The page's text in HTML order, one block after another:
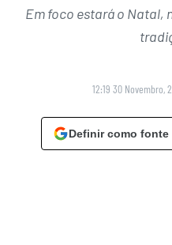
Em foco estará o Natal,
12:19 30 Novembro,
Definir como